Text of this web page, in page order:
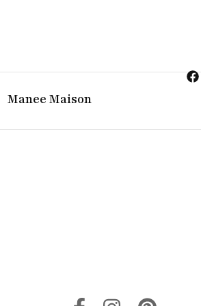
ญิง จิวเวลรี จันทบุรี
Manee Maison